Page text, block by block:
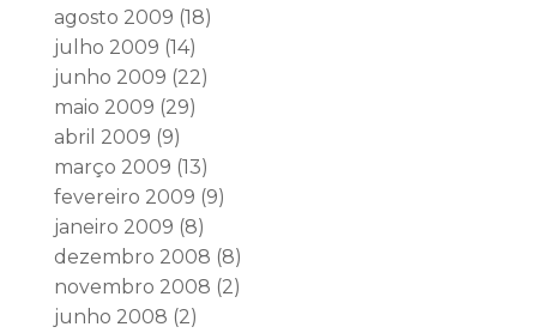
agosto 2009 (18)
julho 2009 (14)
junho 2009 (22)
maio 2009 (29)
abril 2009 (9)
março 2009 (13)
fevereiro 2009 (9)
janeiro 2009 (8)
dezembro 2008 (8)
novembro 2008 (2)
junho 2008 (2)